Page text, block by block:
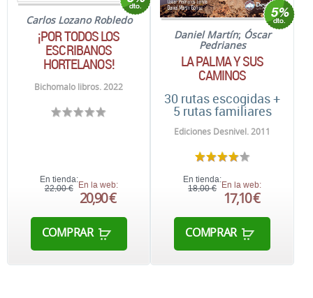
Carlos Lozano Robledo
¡POR TODOS LOS
ESCRIBANOS
HORTELANOS!
Bichomalo libros. 2022
En tienda:
22,00 € En la web:
20,90 €
COMPRAR
Daniel Martín; Óscar
Pedrianes
LA PALMA Y SUS
CAMINOS
30 rutas escogidas +
5 rutas familiares
Ediciones Desnivel. 2011
En tienda:
18,00 €
En la web:
17,10 €
COMPRAR